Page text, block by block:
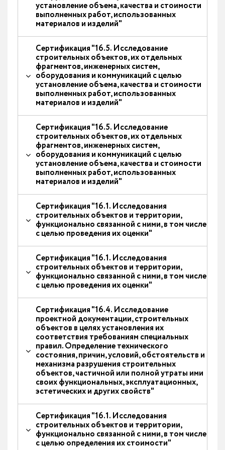
установление объема, качества и стоимости
выполненных работ, использованных
материалов и изделий"
Сертификация "16.5. Исследование
строительных объектов, их отдельных
фрагментов, инженерных систем,
оборудования и коммуникаций с целью
установление объема, качества и стоимости
выполненных работ, использованных
материалов и изделий"
Сертификация "16.5. Исследование
строительных объектов, их отдельных
фрагментов, инженерных систем,
оборудования и коммуникаций с целью
установление объема, качества и стоимости
выполненных работ, использованных
материалов и изделий"
Сертификация "16.1. Исследования
строительных объектов и территории,
функционально связанной с ними, в том числе
с целью проведения их оценки"
Сертификация "16.1. Исследования
строительных объектов и территории,
функционально связанной с ними, в том числе
с целью проведения их оценки"
Сертификация "16.4. Исследование
проектной документации, строительных
объектов в целях установления их
соответствия требованиям специальных
правил. Определение технического
состояния, причин, условий, обстоятельств и
механизма разрушения строительных
объектов, частичной или полной утраты ими
своих функциональных, эксплуатационных,
эстетических и других свойств"
Сертификация "16.1. Исследования
строительных объектов и территории,
функционально связанной с ними, в том числе
с целью определения их стоимости"